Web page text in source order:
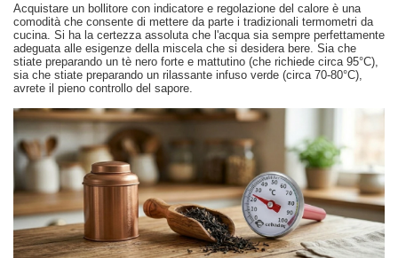
Acquistare un bollitore con indicatore e regolazione del calore è una
comodità che consente di mettere da parte i tradizionali termometri da
cucina. Si ha la certezza assoluta che l'acqua sia sempre perfettamente
adeguata alle esigenze della miscela che si desidera bere. Sia che
stiate preparando un tè nero forte e mattutino (che richiede circa 95°C),
sia che stiate preparando un rilassante infuso verde (circa 70-80°C),
avrete il pieno controllo del sapore.